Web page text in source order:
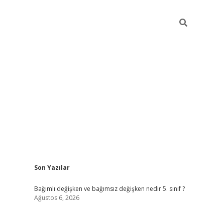
Sidebar
Son Yazılar
Bağımlı değişken ve bağımsız değişken nedir 5. sınıf ?
Ağustos 6, 2026